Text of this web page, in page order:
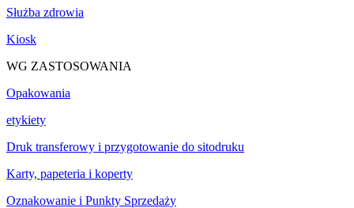
Służba zdrowia
Kiosk
WG ZASTOSOWANIA
Opakowania
etykiety
Druk transferowy i przygotowanie do sitodruku
Karty, papeteria i koperty
Oznakowanie i Punkty Sprzedaży